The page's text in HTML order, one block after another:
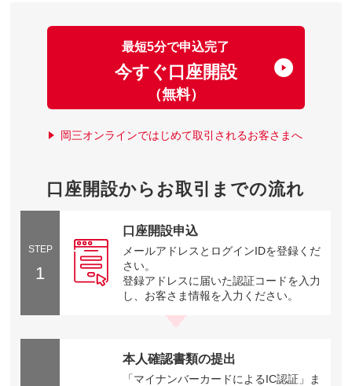
最短5分で申込完了
今すぐ口座開設
（無料）
岡三オンラインではじめて取引されるお客さまへ
口座開設からお取引までの流れ
STEP
1
口座開設申込
メールアドレスとログインIDを登録くだ
さい。
登録アドレスに届いた認証コードを入力
し、お客さま情報を入力ください。
本人確認書類の提出
「マイナンバーカードによるIC認証」ま